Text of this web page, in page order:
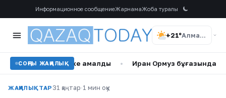
Информационное сообщениеЖарнамаЖоба туралы
+21° Алматы
СОҢҒЫ ЖАҢАЛЫҚ
тәулікке қамалды • Иран Ормуз бұғазындағы транзит
ЖАҢАЛЫҚТАР 31 қаңтар·1 мин оқу